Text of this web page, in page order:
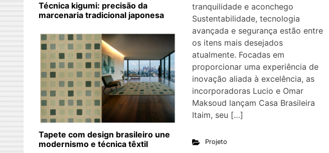
tranquilidade e aconchego
Sustentabilidade, tecnologia
avançada e segurança estão entre
os itens mais desejados
atualmente. Focadas em
proporcionar uma experiência de
inovação aliada à excelência, as
incorporadoras Lucio e Omar
Maksoud lançam Casa Brasileira
Itaim, seu […]
Projeto
Técnica kigumi: precisão da
marcenaria tradicional japonesa
Tapete com design brasileiro une
modernismo e técnica têxtil